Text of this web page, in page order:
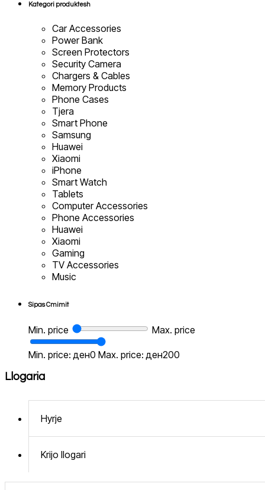
Kategori produktesh
Car Accessories
Power Bank
Screen Protectors
Security Camera
Chargers & Cables
Memory Products
Phone Cases
Tjera
Smart Phone
Samsung
Huawei
Xiaomi
iPhone
Smart Watch
Tablets
Computer Accessories
Phone Accessories
Huawei
Xiaomi
Gaming
TV Accessories
Music
Sipas Cmimit
Min. price Max. price
Min. price: ден0 Max. price: ден200
Llogaria
Hyrje
Krijo llogari